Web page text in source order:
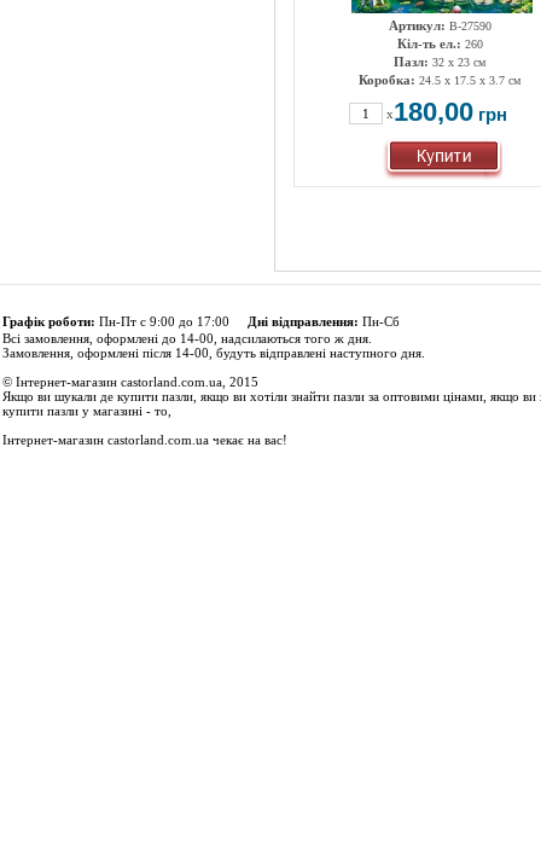
Артикул: B-27590
Кіл-ть ел.: 260
Пазл: 32 x 23 см
Коробка: 24.5 x 17.5 x 3.7 см
x180,00 грн
Графік роботи: Пн-Пт с 9:00 до 17:00 Дні відправлення: Пн-Сб
Всі замовлення, оформлені до 14-00, надсилаються того ж дня.
Замовлення, оформлені після 14-00, будуть відправлені наступного дня.
© Інтернет-магазин castorland.com.ua, 2015
Якщо ви шукали де купити пазли, якщо ви хотіли знайти пазли за оптовими цінами, якщо ви
купити пазли у магазині - то,
Інтернет-магазин castorland.com.ua чекає на вас!